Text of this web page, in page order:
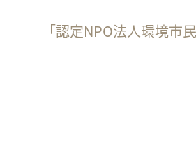
「認定NPO法人環境市